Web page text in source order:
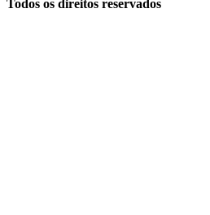
Todos os direitos reservados